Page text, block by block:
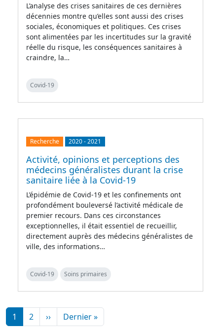
L’analyse des crises sanitaires de ces dernières
décennies montre qu’elles sont aussi des crises
sociales, économiques et politiques. Ces crises
sont alimentées par les incertitudes sur la gravité
réelle du risque, les conséquences sanitaires à
craindre, la…
Covid-19
Recherche 2020-2021
Activité, opinions et perceptions des
médecins généralistes durant la crise
sanitaire liée à la Covid-19
L’épidémie de Covid-19 et les confinements ont
profondément bouleversé l’activité médicale de
premier recours. Dans ces circonstances
exceptionnelles, il était essentiel de recueillir,
directement auprès des médecins généralistes de
ville, des informations…
Covid-19 Soins primaires
Pagination
1 2 ››Page suivante
Dernier »Dernière page